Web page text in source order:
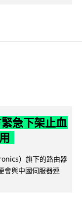
急下架止血
）旗下的路由器
會與中國伺服器連